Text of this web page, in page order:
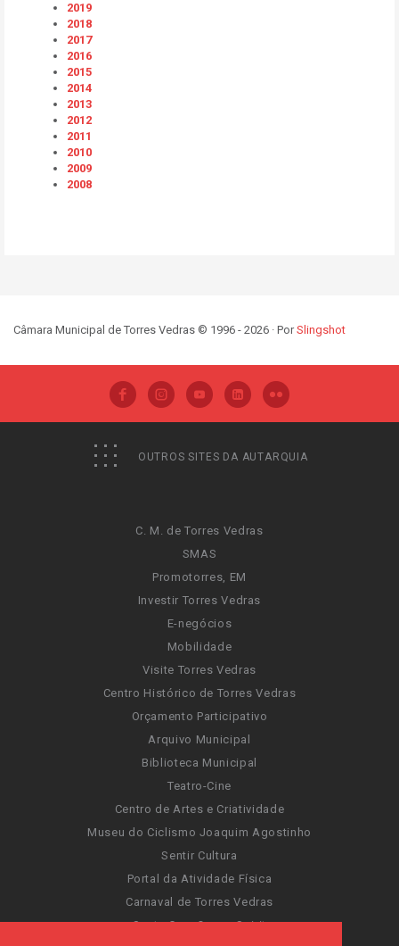
2019
2018
2017
2016
2015
2014
2013
2012
2011
2010
2009
2008
Câmara Municipal de Torres Vedras © 1996 - 2026 · PorSlingshot
OUTROS SITES DA AUTARQUIA
C. M. de Torres Vedras
SMAS
Promotorres, EM
Investir Torres Vedras
E-negócios
Mobilidade
Visite Torres Vedras
Centro Histórico de Torres Vedras
Orçamento Participativo
Arquivo Municipal
Biblioteca Municipal
Teatro-Cine
Centro de Artes e Criatividade
Museu do Ciclismo Joaquim Agostinho
Sentir Cultura
Portal da Atividade Física
Carnaval de Torres Vedras
Santa Cruz Ocean Spirit